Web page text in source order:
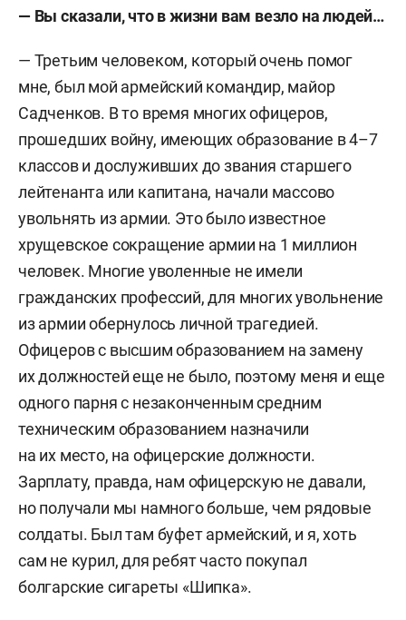
— Вы сказали, что в жизни вам везло на людей…
— Третьим человеком, который очень помог
мне, был мой армейский командир, майор
Садченков. В то время многих офицеров,
прошедших войну, имеющих образование в 4–7
классов и дослуживших до звания старшего
лейтенанта или капитана, начали массово
увольнять из армии. Это было известное
хрущевское сокращение армии на 1 миллион
человек. Многие уволенные не имели
гражданских профессий, для многих увольнение
из армии обернулось личной трагедией.
Офицеров с высшим образованием на замену
их должностей еще не было, поэтому меня и еще
одного парня с незаконченным средним
техническим образованием назначили
на их место, на офицерские должности.
Зарплату, правда, нам офицерскую не давали,
но получали мы намного больше, чем рядовые
солдаты. Был там буфет армейский, и я, хоть
сам не курил, для ребят часто покупал
болгарские сигареты «Шипка».